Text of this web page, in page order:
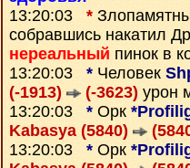
13:20:03 *
собравшись накатил
нереальный пинок в
13:20:03 * Человек
(-1913)
(-3623) урон
13:20:03 * Орк
Kabasya (5840)
13:20:03 * Орк